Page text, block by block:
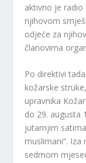
aktivno je radio
njihovom
odjeće za
članovima
Po direktivi
kožarske
upravnika
do 29. augusta
jutarnjim
muslimani“.
sedmom